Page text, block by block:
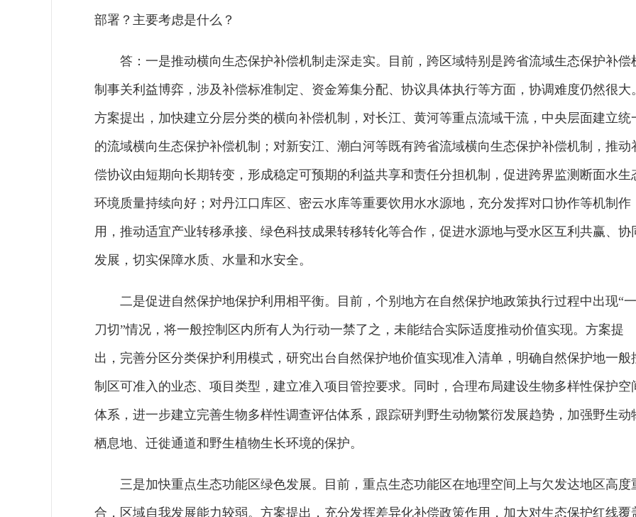
部署？主要考虑是什么？
答：一是推动横向生态保护补偿机制走深走实。目前，跨区域特别是跨省流域生态保护补偿
制事关利益博弈，涉及补偿标准制定、资金筹集分配、协议具体执行等方面，协调难度仍然很大。
方案提出，加快建立分层分类的横向补偿机制，对长江、黄河等重点流域干流，中央层面建立统
的流域横向生态保护补偿机制；对新安江、潮白河等既有跨省流域横向生态保护补偿机制，推动
偿协议由短期向长期转变，形成稳定可预期的利益共享和责任分担机制，促进跨界监测断面水生
环境质量持续向好；对丹江口库区、密云水库等重要饮用水水源地，充分发挥对口协作等机制作
用，推动适宜产业转移承接、绿色科技成果转移转化等合作，促进水源地与受水区互利共赢、协
发展，切实保障水质、水量和水安全。
二是促进自然保护地保护利用相平衡。目前，个别地方在自然保护地政策执行过程中出现“一
刀切”情况，将一般控制区内所有人为行动一禁了之，未能结合实际适度推动价值实现。方案提
出，完善分区分类保护利用模式，研究出台自然保护地价值实现准入清单，明确自然保护地一般
制区可准入的业态、项目类型，建立准入项目管控要求。同时，合理布局建设生物多样性保护空
体系，进一步建立完善生物多样性调查评估体系，跟踪研判野生动物繁衍发展趋势，加强野生动
栖息地、迁徙通道和野生植物生长环境的保护。
三是加快重点生态功能区绿色发展。目前，重点生态功能区在地理空间上与欠发达地区高度
合，区域自我发展能力较弱。方案提出，充分发挥差异化补偿政策作用，加大对生态保护红线覆